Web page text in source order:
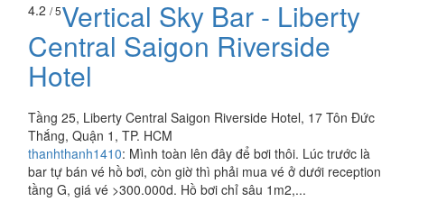
4.2 / 5Vertical Sky Bar - Liberty
Central Saigon Riverside
Hotel
Tầng 25, Liberty Central Saigon Riverside Hotel, 17 Tôn Đức
Thắng, Quận 1, TP. HCM
thanhthanh1410: Mình toàn lên đây để bơi thôi. Lúc trước là
bar tự bán vé hồ bơi, còn giờ thì phải mua vé ở dưới reception
tầng G, giá vé >300.000d. Hồ bơi chỉ sâu 1m2,...